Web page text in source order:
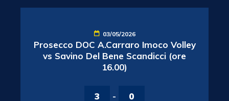
03/05/2026
Prosecco DOC A.Carraro Imoco Volley
vs Savino Del Bene Scandicci (ore
16.00)
3 - 0